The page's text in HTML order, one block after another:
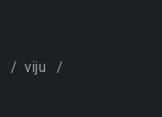
/ viju /